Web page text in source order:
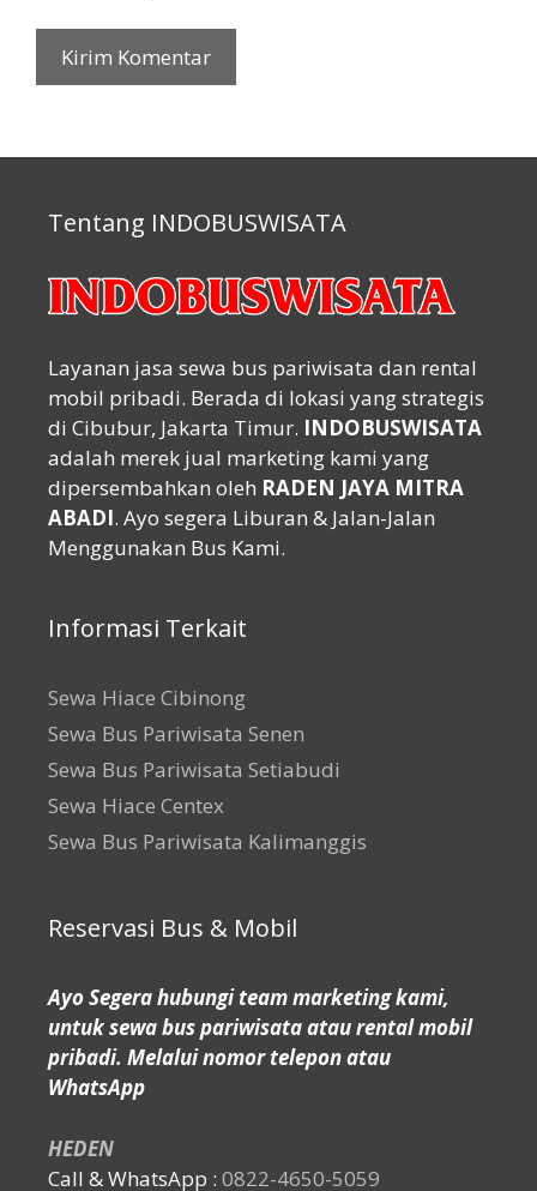
Tentang INDOBUSWISATA
Layanan jasa sewa bus pariwisata dan rental
mobil pribadi. Berada di lokasi yang strategis
di Cibubur, Jakarta Timur. INDOBUSWISATA
adalah merek jual marketing kami yang
dipersembahkan oleh RADEN JAYA MITRA
ABADI. Ayo segera Liburan & Jalan-Jalan
Menggunakan Bus Kami.
Informasi Terkait
Sewa Hiace Cibinong
Sewa Bus Pariwisata Senen
Sewa Bus Pariwisata Setiabudi
Sewa Hiace Centex
Sewa Bus Pariwisata Kalimanggis
Reservasi Bus & Mobil
Ayo Segera hubungi team marketing kami,
untuk sewa bus pariwisata atau rental mobil
pribadi. Melalui nomor telepon atau
WhatsApp
HEDEN
Call & WhatsApp : 0822-4650-5059